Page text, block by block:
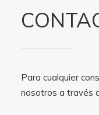
Para cualquier
nosotros a través